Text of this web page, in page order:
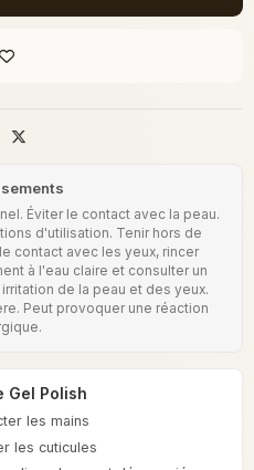
Éviter le contact avec la peau.
d'utilisation. Tenir hors de
contact avec les yeux, rincer
à l'eau claire et consulter un
de la peau et des yeux.
Peut provoquer une réaction
Gel Polish
les mains
les cuticules